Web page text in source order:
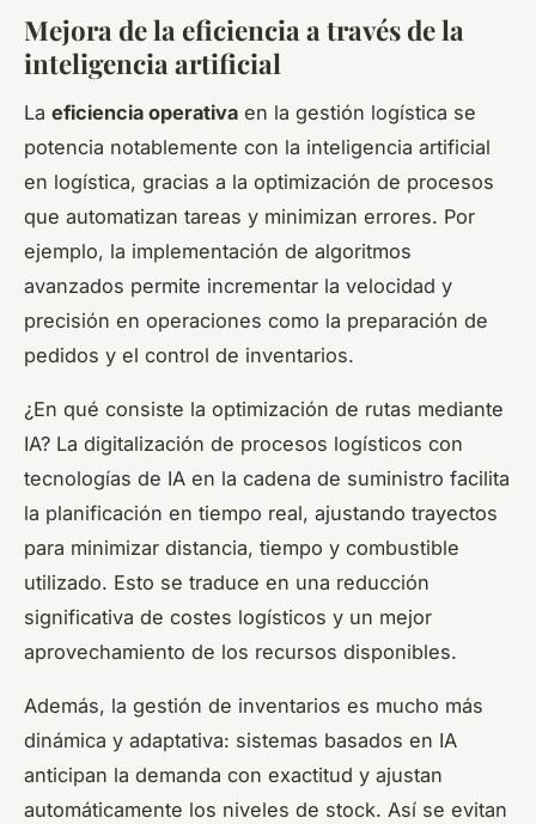
Mejora de la eficiencia a través de la
inteligencia artificial
La eficiencia operativa en la gestión logística se
potencia notablemente con la inteligencia artificial
en logística, gracias a la optimización de procesos
que automatizan tareas y minimizan errores. Por
ejemplo, la implementación de algoritmos
avanzados permite incrementar la velocidad y
precisión en operaciones como la preparación de
pedidos y el control de inventarios.
¿En qué consiste la optimización de rutas mediante
IA? La digitalización de procesos logísticos con
tecnologías de IA en la cadena de suministro facilita
la planificación en tiempo real, ajustando trayectos
para minimizar distancia, tiempo y combustible
utilizado. Esto se traduce en una reducción
significativa de costes logísticos y un mejor
aprovechamiento de los recursos disponibles.
Además, la gestión de inventarios es mucho más
dinámica y adaptativa: sistemas basados en IA
anticipan la demanda con exactitud y ajustan
automáticamente los niveles de stock. Así se evitan